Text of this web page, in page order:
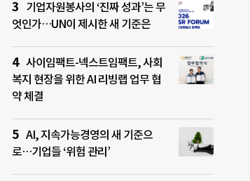
기업자원봉사의 ‘진짜 성과’는 무
엇인가…UN이 제시한 새 기준은
사이임팩트-넥스트임팩트, 사회
복지 현장을 위한 AI 리빙랩 업무 협
약 체결
AI, 지속가능경영의 새 기준으
로…기업들 ‘위험 관리’